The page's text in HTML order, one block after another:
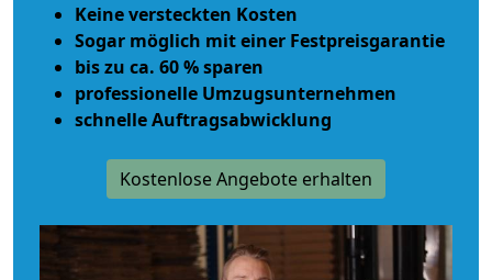
Keine versteckten Kosten
Sogar möglich mit einer Festpreisgarantie
bis zu ca. 60 % sparen
professionelle Umzugsunternehmen
schnelle Auftragsabwicklung
Kostenlose Angebote erhalten